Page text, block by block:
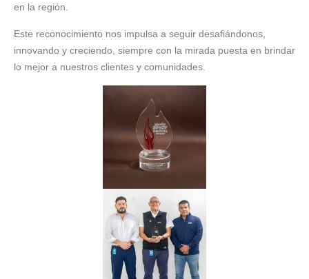
en la región.
Este reconocimiento nos impulsa a seguir desafiándonos,
innovando y creciendo, siempre con la mirada puesta en brindar
lo mejor a nuestros clientes y comunidades.